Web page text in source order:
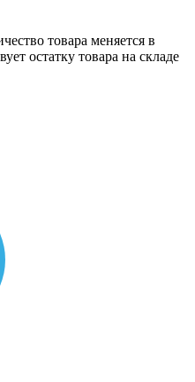
товара меняется в
остатку товара на складе